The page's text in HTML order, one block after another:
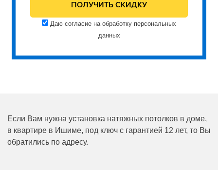
Даю согласие на обработку персональных
данных
Если Вам нужна установка натяжных потолков в доме,
в квартире в Ишиме, под ключ с гарантией 12 лет, то Вы
обратились по адресу.